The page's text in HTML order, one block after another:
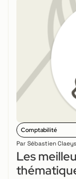
Comptabilité
Par Sébastien Claeys
Les